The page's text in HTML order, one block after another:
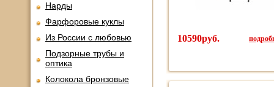
Нарды
Фарфоровые куклы
Из России с любовью
Подзорные трубы и
оптика
Колокола бронзовые
10590руб.